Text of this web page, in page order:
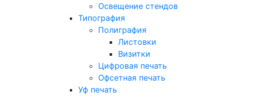
Освещение стендов
Типография
Полиграфия
Листовки
Визитки
Цифровая печать
Офсетная печать
Уф печать